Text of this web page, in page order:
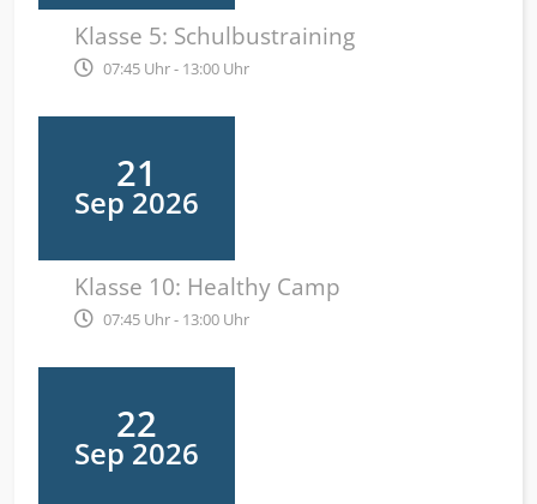
Klasse 5: Schulbustraining
07:45 Uhr - 13:00 Uhr
21
Sep 2026
Klasse 10: Healthy Camp
07:45 Uhr - 13:00 Uhr
22
Sep 2026